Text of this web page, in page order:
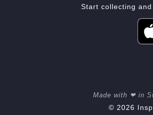
Start collecting
Made with ❤ in
© 2026